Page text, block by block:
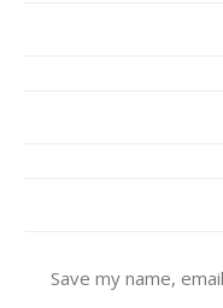
Save my name,